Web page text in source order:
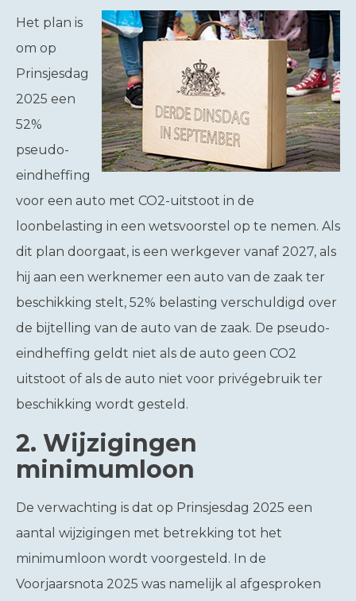
Het plan is
om op
Prinsjesdag
2025 een
52%
pseudo-
eindheffing
voor een auto met CO2-uitstoot in de
loonbelasting in een wetsvoorstel op te nemen. Als
dit plan doorgaat, is een werkgever vanaf 2027, als
hij aan een werknemer een auto van de zaak ter
beschikking stelt, 52% belasting verschuldigd over
de bijtelling van de auto van de zaak. De pseudo-
eindheffing geldt niet als de auto geen CO2
uitstoot of als de auto niet voor privégebruik ter
beschikking wordt gesteld.
2. Wijzigingen
minimumloon
De verwachting is dat op Prinsjesdag 2025 een
aantal wijzigingen met betrekking tot het
minimumloon wordt voorgesteld. In de
Voorjaarsnota 2025 was namelijk al afgesproken